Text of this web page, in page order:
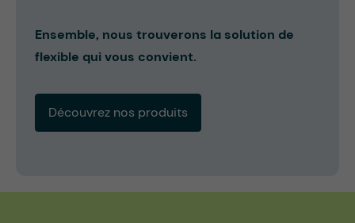
Ensemble, nous trouverons la solution de
flexible qui vous convient.
Découvrez nos produits